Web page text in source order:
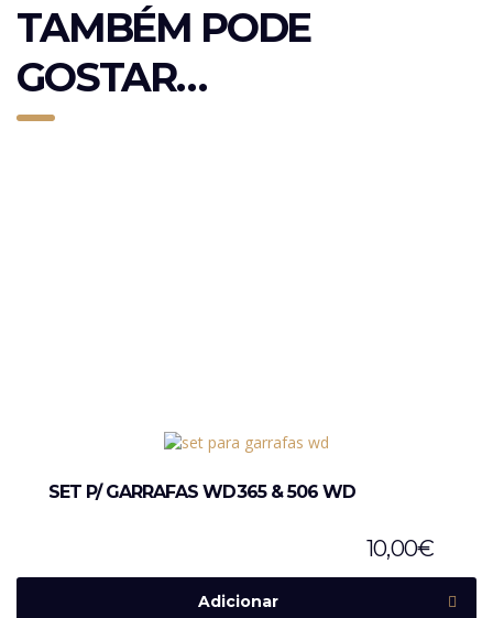
TAMBÉM PODE
GOSTAR…
SET P/ GARRAFAS WD365 & 506 WD
10,00€
Adicionar